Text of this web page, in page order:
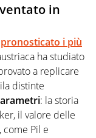
in
pronosticato i più
ha studiato
a replicare
distinte
: la storia
il valore delle
come Pil e